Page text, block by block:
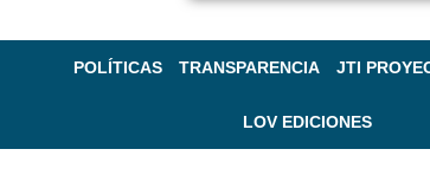
POLÍTICAS TRANSPARENCIA JTI
LOV EDICIONES